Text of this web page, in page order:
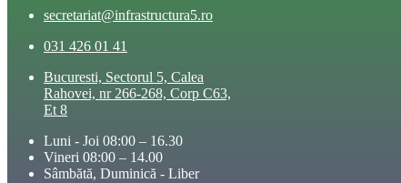
secretariat@infrastructura5.ro
031 426 01 41
Bucuresti, Sectorul 5, Calea
Rahovei, nr 266-268, Corp C63,
Et 8
Luni - Joi 08:00 – 16.30
Vineri 08:00 – 14.00
Sâmbătă, Duminică - Liber